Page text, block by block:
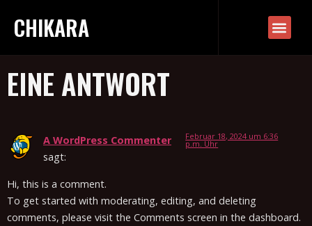
CHIKARA
Welcome to WordPress. This is your first post. Edit or
EINE ANTWORT
A WordPress Commenter
sagt:
Februar 18, 2024 um 6:36
p.m. Uhr
Hi, this is a comment.
To get started with moderating, editing, and deleting
comments, please visit the Comments screen in the dashboard.